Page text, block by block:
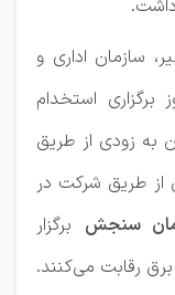
سازمان اداری و
از ۸ سال؛ مجوز برگزاری استخدام
به زودی از طریق
از طریق شرکت در
سنجش برگزار
رقابت می‌کنند.